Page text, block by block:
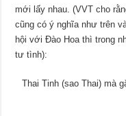
mới lấy nhau. (VVT cho
cũng có ý nghĩa như trên
hội với Đào Hoa thì trong
tư tình):
Thai Tinh (sao Thai) mà